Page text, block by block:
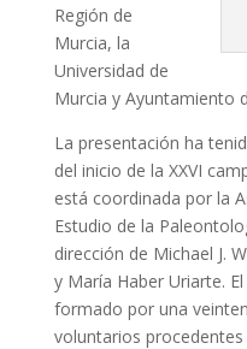
Región de
Murcia, la
Universidad de
Murcia y Ayuntamiento
La presentación ha
del inicio de la XXVI
está coordinada por la
Estudio de la
dirección de Michael J.
y María Haber Uriarte.
formado por una
voluntarios